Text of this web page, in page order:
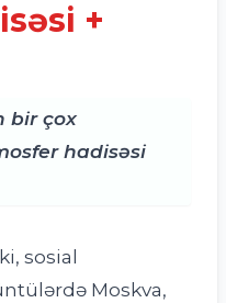
+
bir çox
hadisəsi
sosial
Moskva,